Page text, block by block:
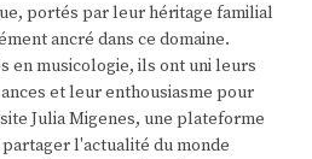
portés par leur héritage familial
ancré dans ce domaine.
en musicologie, ils ont uni leurs
et leur enthousiasme pour
Julia Migenes, une plateforme
partager l'actualité du monde